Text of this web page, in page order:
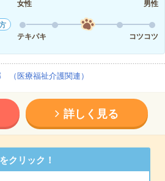
女性
男性
テキパキ
コツコツ
医療福祉介護関連）
詳しく見る
クリック！